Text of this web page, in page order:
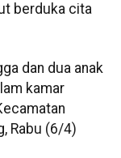
berduka cita
dan dua anak
kamar
Rabu (6/4)